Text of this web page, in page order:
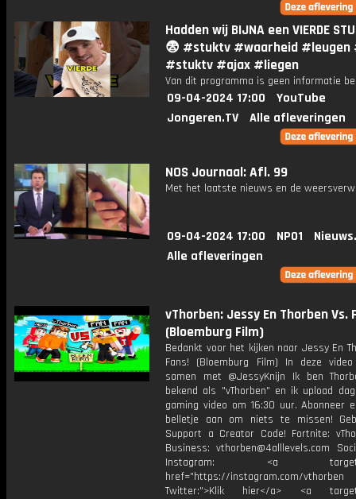
Hadden wij BIJNA een VIERDE
😨 #stuktv #waarheid #leugen
#stuktv #ajax #liegen
Van dit programma is geen informatie
09-04-2024 17:00
YouTube
Jongeren.TV
Alle afleveringen
NOS Journaal: Afl. 99
Met het laatste nieuws en de
09-04-2024 17:00 NPO1
Alle afleveringen
vThorben: Jessy En Thorben Vs.
(Bloemburg Film)
Bedankt voor het kijken naar Jessy En
Fans! (Bloemburg Film) In deze
samen met @JessyKnijn Ik ben
bekend als "vThorben" en ik upload
gaming video om 16:30 uur. Abonneer
belletje aan om niets te missen!
Support a Creator Code! Fortnite:
Business: vthorben@4alllevels.com
Instagram: <a
href="https://instagram.com/vthorben
Twitter:">Klik hier</a> <a